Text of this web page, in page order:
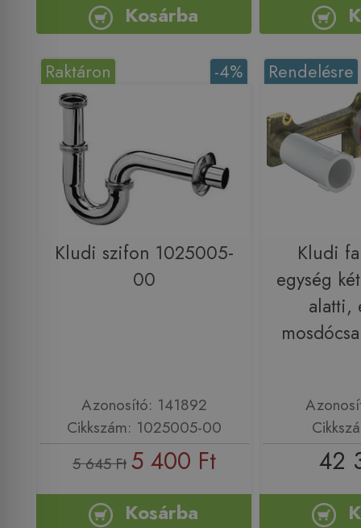
Kosárba
-4%
Raktáron
Kludi szifon 1025005-
00
Azonosító: 141892
Cikkszám: 1025005-00
5 645 Ft 5 400 Ft
Kosárba
Rendelésre
Kludi
egység
alatti,
42